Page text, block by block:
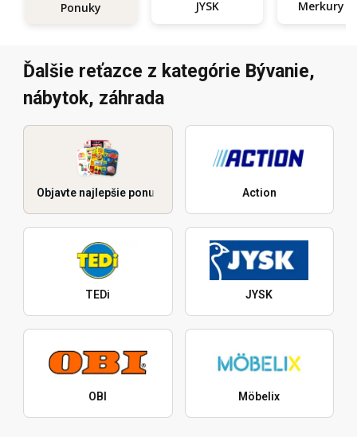
Ponuky JYSK
Ďalšie reťazce z kategórie Bývanie,
nábytok, záhrada
Objavte najlepšie ponuky Action
TEDi JYSK
OBI Möbelix